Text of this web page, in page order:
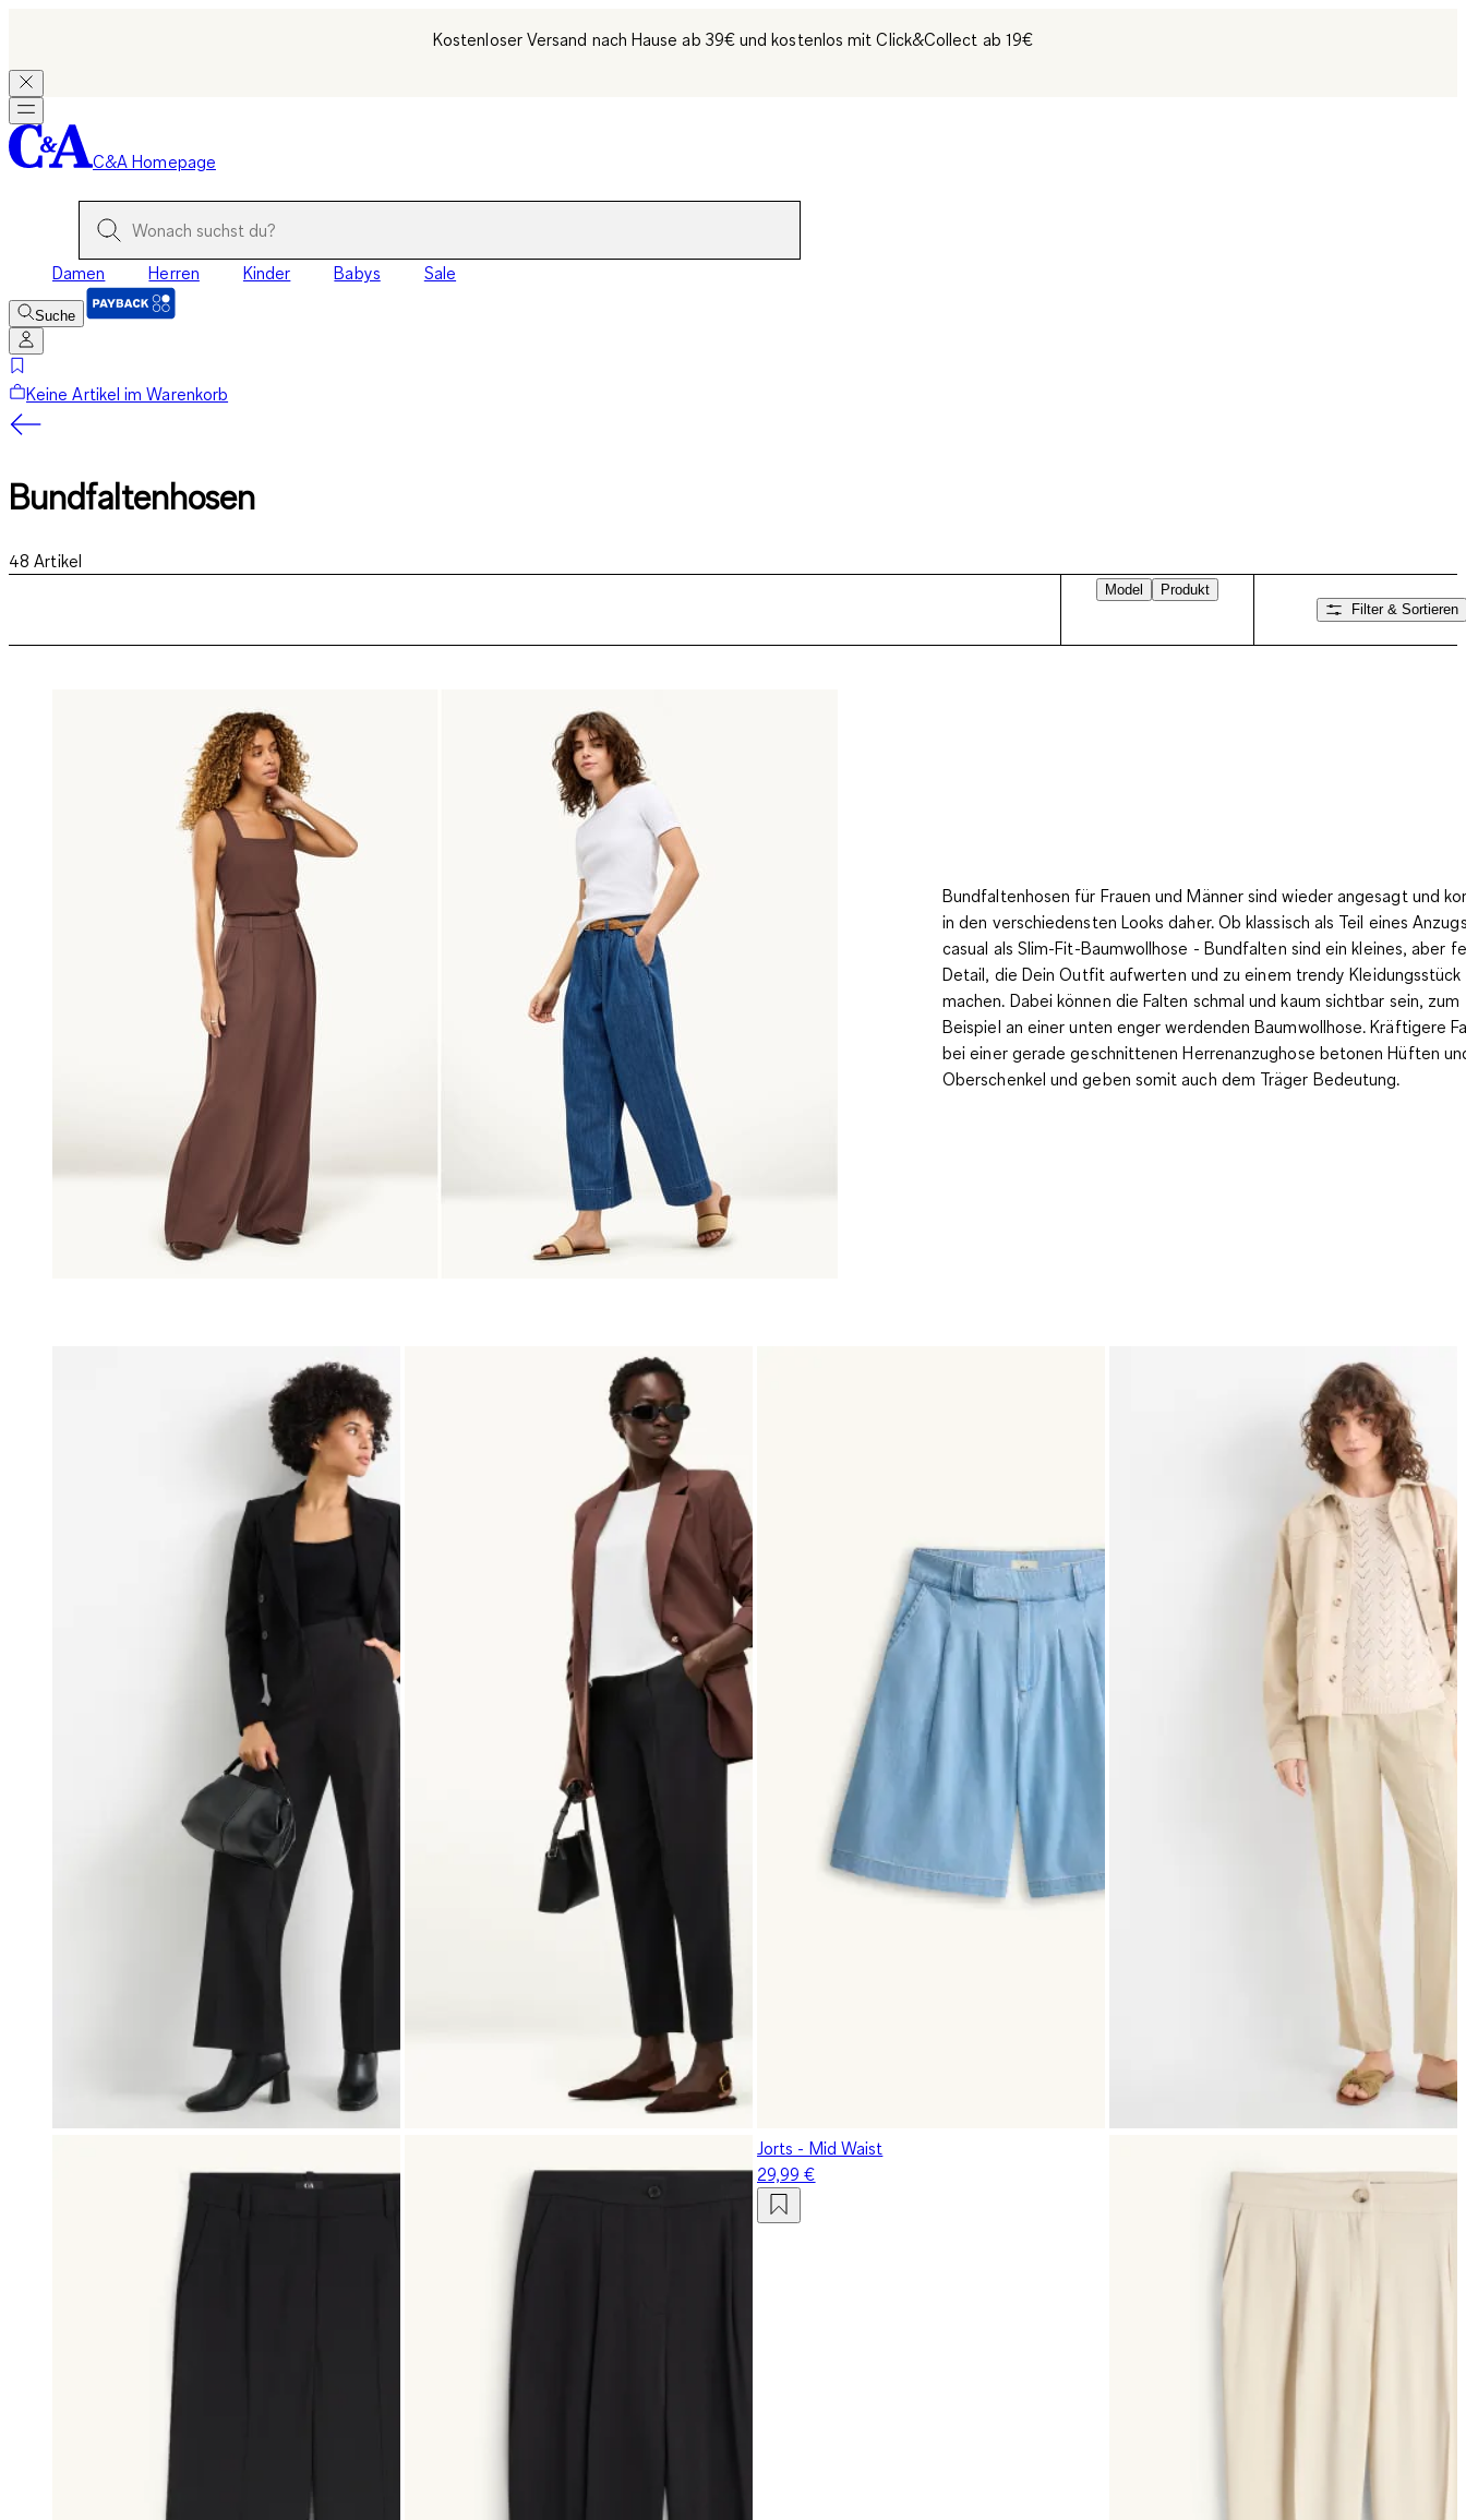
Kostenloser Versand nach Hause ab 39€ und kostenlos mit Click&Collect ab 19€
C&A Homepage
Damen Herren Kinder Babys Sale
Suche
Keine Artikel im Warenkorb
Bundfaltenhosen
48 Artikel
Model
Produkt
Filter & Sortieren
Bundfaltenhosen für Frauen und Männer sind wieder angesagt und
in den verschiedensten Looks daher. Ob klassisch als Teil eines
casual als Slim-Fit-Baumwollhose - Bundfalten sind ein kleines, aber
Detail, die Dein Outfit aufwerten und zu einem trendy Kleidungsstück
machen. Dabei können die Falten schmal und kaum sichtbar sein, zum
Beispiel an einer unten enger werdenden Baumwollhose. Kräftigere
bei einer gerade geschnittenen Herrenanzughose betonen Hüften
Oberschenkel und geben somit auch dem Träger Bedeutung.
Jorts - Mid Waist
29,99 €